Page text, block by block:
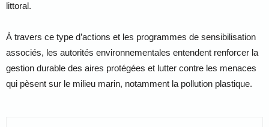
littoral.
À travers ce type d’actions et les programmes de sensibilisation
associés, les autorités environnementales entendent renforcer la
gestion durable des aires protégées et lutter contre les menaces
qui pèsent sur le milieu marin, notamment la pollution plastique.